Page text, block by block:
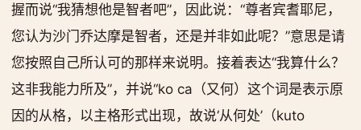
握而说“我猜想他是智者吧”，因此说：“尊者宾耆耶尼，
您认为沙门乔达摩是智者，还是并非如此呢？”意思是请
您按照自己所认可的那样来说明。接着表达“我算什么？
这非我能力所及”，并说“ko ca（又何）这个词是表示原
因的从格，以主格形式出现，故说‘从何处’（kuto